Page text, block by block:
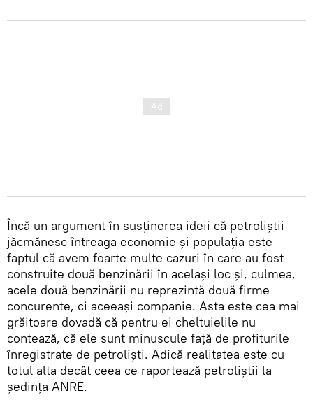
Încă un argument în susținerea ideii că petroliștii
jăcmănesc întreaga economie și populația este
faptul că avem foarte multe cazuri în care au fost
construite două benzinării în același loc și, culmea,
acele două benzinării nu reprezintă două firme
concurente, ci aceeași companie. Asta este cea mai
grăitoare dovadă că pentru ei cheltuielile nu
contează, că ele sunt minuscule față de profiturile
înregistrate de petroliști. Adică realitatea este cu
totul alta decât ceea ce raportează petroliștii la
ședința ANRE.